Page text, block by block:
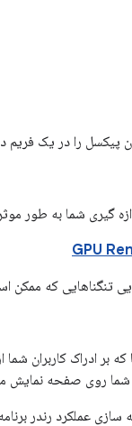
پیکسل را در یک فریم
گیری شما به طور
تنگناهایی که ممکن
بر ادراک کاربران
شما روی صفحه نمایش
سازی عملکرد رندر